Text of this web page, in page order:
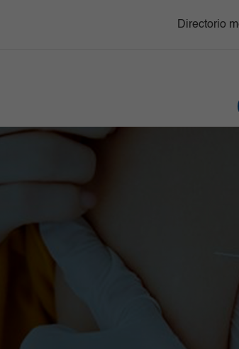
Directorio
entidad
y certificaciones
de Historia Clínica
Referenciación
Progenitores Hematopoyéticos
Hospitalización Adultos
Laboratorio Clínico y Patología
Medicina Cardiovascular
Medicina Interna y Clínicas Médicas
Medicina
Moleculares